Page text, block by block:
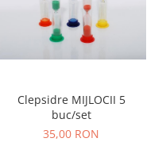
Clepsidre MIJLOCII 5
buc/set
35,00 RON